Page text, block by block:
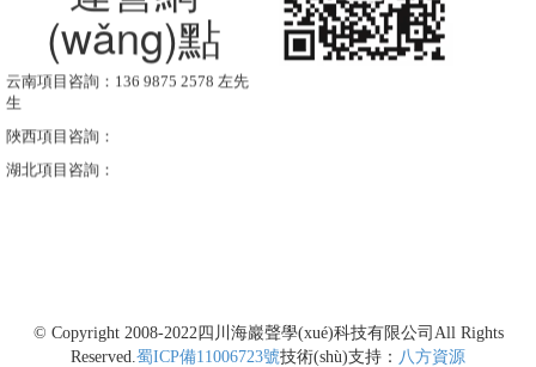
(wǎng)點
云南項目咨詢：136 9875 2578 左先
生
陜西項目咨詢：
湖北項目咨詢：
© Copyright 2008-2022四川海巖聲學(xué)科技有限公司 All Rights
Reserved.蜀ICP備11006723號技術(shù)支持： 八方資源